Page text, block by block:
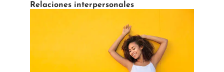
Relaciones interpersonales